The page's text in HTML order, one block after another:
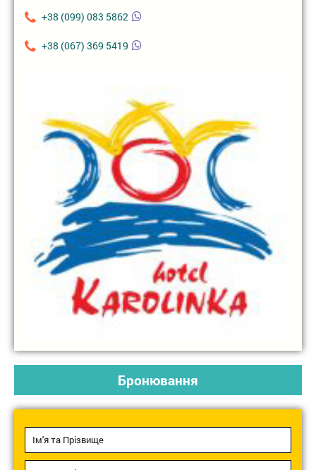
+38 (099) 083 5862
+38 (067) 369 5419
Бронювання